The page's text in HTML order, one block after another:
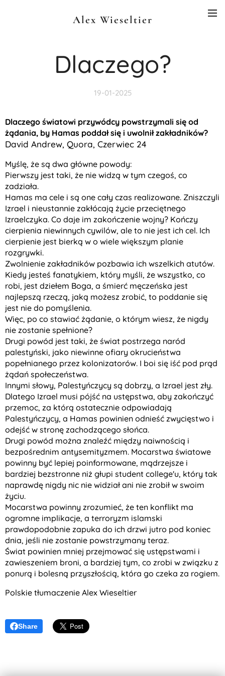
Alex Wieseltier
Dlaczego?
19-01-2025
Dlaczego światowi przywódcy powstrzymali się od
żądania, by Hamas poddał się i uwolnił zakładników?
David Andrew, Quora, Czerwiec 24
Myślę, że są dwa główne powody:
Pierwszy jest taki, że nie widzą w tym czegoś, co
zadziała.
Hamas ma cele i są one cały czas realizowane. Zniszczyli
Izrael i nieustannie zakłócają życie przeciętnego
Izraelczyka. Co daje im zakończenie wojny? Kończy
cierpienia niewinnych cywilów, ale to nie jest ich cel. Ich
cierpienie jest bierką w o wiele większym planie
rozgrywki.
Zwolnienie zakładników pozbawia ich wszelkich atutów.
Kiedy jesteś fanatykiem, który myśli, że wszystko, co
robi, jest dziełem Boga, a śmierć męczeńska jest
najlepszą rzeczą, jaką możesz zrobić, to poddanie się
jest nie do pomyślenia.
Więc, po co stawiać żądanie, o którym wiesz, że nigdy
nie zostanie spełnione?
Drugi powód jest taki, że świat postrzega naród
palestyński, jako niewinne ofiary okrucieństwa
popełnianego przez kolonizatorów. I boi się iść pod prąd
żądań społeczeństwa.
Innymi słowy, Palestyńczycy są dobrzy, a Izrael jest zły.
Dlatego Izrael musi pójść na ustępstwa, aby zakończyć
przemoc, za którą ostatecznie odpowiadają
Palestyńczycy, a Hamas powinien odnieść zwycięstwo i
odejść w stronę zachodzącego słońca.
Drugi powód można znaleźć między naiwnością i
bezpośrednim antysemityzmem. Mocarstwa światowe
powinny być lepiej poinformowane, mądrzejsze i
bardziej bezstronne niż głupi student college'u, który tak
naprawdę nigdy nic nie widział ani nie zrobił w swoim
życiu.
Mocarstwa powinny zrozumieć, że ten konflikt ma
ogromne implikacje, a terroryzm islamski
prawdopodobnie zapuka do ich drzwi jutro pod koniec
dnia, jeśli nie zostanie powstrzymany teraz.
Świat powinien mniej przejmować się ustępstwami i
zawieszeniem broni, a bardziej tym, co zrobi w związku z
ponurą i bolesną przyszłością, która go czeka za rogiem.
Polskie tłumaczenie Alex Wieseltier
Share